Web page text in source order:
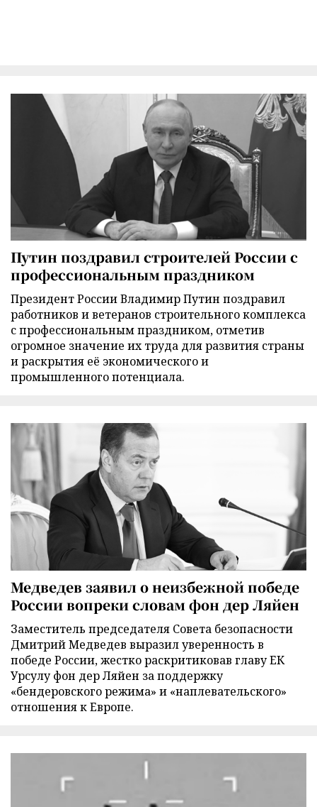
Путин поздравил строителей России с
профессиональным праздником
Президент России Владимир Путин поздравил
работников и ветеранов строительного комплекса
с профессиональным праздником, отметив
огромное значение их труда для развития страны
и раскрытия её экономического и
промышленного потенциала.
Медведев заявил о неизбежной победе
России вопреки словам фон дер Ляйен
Заместитель председателя Совета безопасности
Дмитрий Медведев выразил уверенность в
победе России, жестко раскритиковав главу ЕК
Урсулу фон дер Ляйен за поддержку
«бендеровского режима» и «наплевательского»
отношения к Европе.